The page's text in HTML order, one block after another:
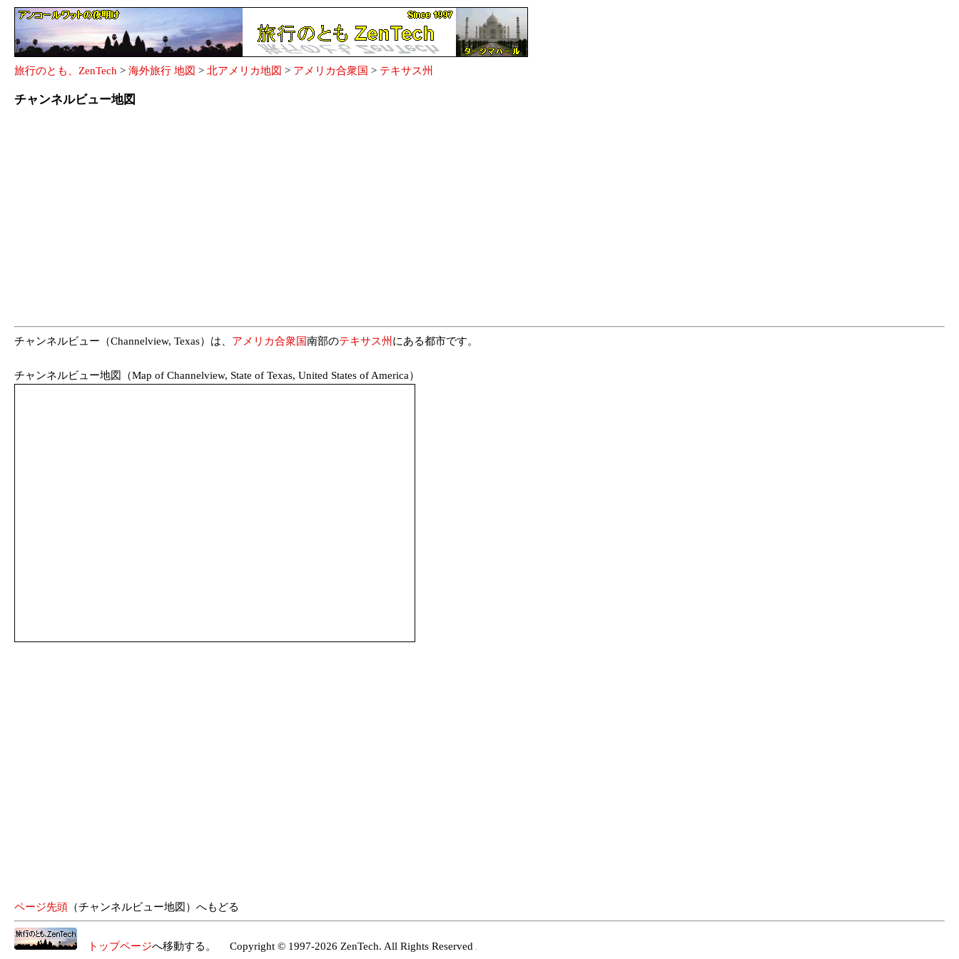
旅行のとも、ZenTech > 海外旅行 地図 > 北アメリカ地図 > アメリカ合衆国 > テキサス州
チャンネルビュー地図
チャンネルビュー（Channelview, Texas）は、 アメリカ合衆国南部のテキサス州 にある都市です。
チャンネルビュー地図（Map of Channelview, State of Texas, United States of America）
ページ先頭 （チャンネルビュー地図）へもどる
トップページへ移動する。 Copyright © 1997-2026 ZenTech. All Rights Reserved